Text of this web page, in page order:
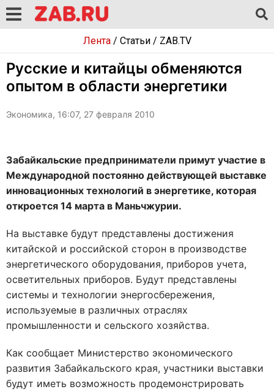
Лента/ Статьи/ ZAB.TV
Русские и китайцы обменяются
опытом в области энергетики
Экономика, 16:07, 27 февраля 2010
Забайкальские предприниматели примут участие в
Международной постоянно действующей выставке
инновационных технологий в энергетике, которая
откроется 14 марта в Маньчжурии.
На выставке будут представлены достижения
китайской и российской сторон в производстве
энергетического оборудования, приборов учета,
осветительных приборов. Будут представлены
системы и технологии энергосбережения,
используемые в различных отраслях
промышленности и сельского хозяйства.
Как сообщает Министерство экономического
развития Забайкальского края, участники выставки
будут иметь возможность продемонстрировать